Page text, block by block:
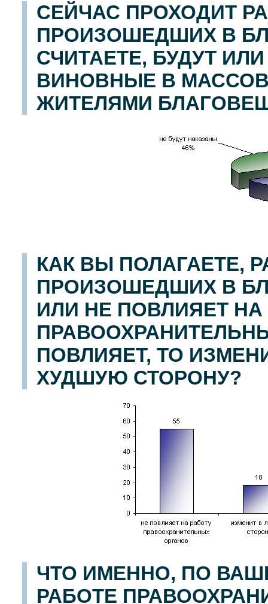
СЕЙЧАС ПРОХОДИТ
ПРОИЗОШЕДШИХ В
СЧИТАЕТЕ, БУДУТ
ВИНОВНЫЕ В
ЖИТЕЛЯМИ
КАК ВЫ ПОЛАГАЕТЕ,
ПРОИЗОШЕДШИХ В
ИЛИ НЕ ПОВЛИЯЕТ НА
ПОВЛИЯЕТ, ТО
ХУДШУЮ СТОРОНУ?
ЧТО ИМЕННО, ПО
РАБОТЕ